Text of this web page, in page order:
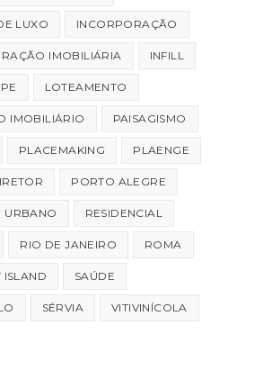
LUXO INCORPORAÇÃO
IMOBILIÁRIA INFILL
LOTEAMENTO
IMOBILIÁRIO PAISAGISMO
PLACEMAKING PLAENGE
PORTO ALEGRE
URBANO RESIDENCIAL
RIO DE JANEIRO ROMA
ISLAND SAÚDE
SÉRVIA VITIVINÍCOLA